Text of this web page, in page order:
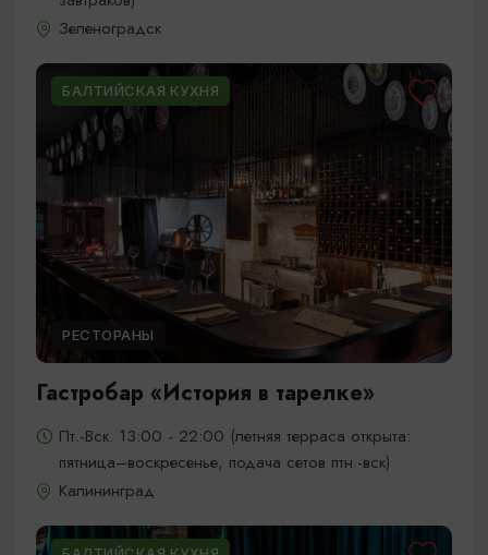
Зеленоградск
БАЛТИЙСКАЯ КУХНЯ
РЕСТОРАНЫ
Гастробар «История в тарелке»
Пт.-Вск. 13:00 - 22:00 (летняя терраса открыта:
пятница–воскресенье, подача сетов птн.-вск)
Калининград